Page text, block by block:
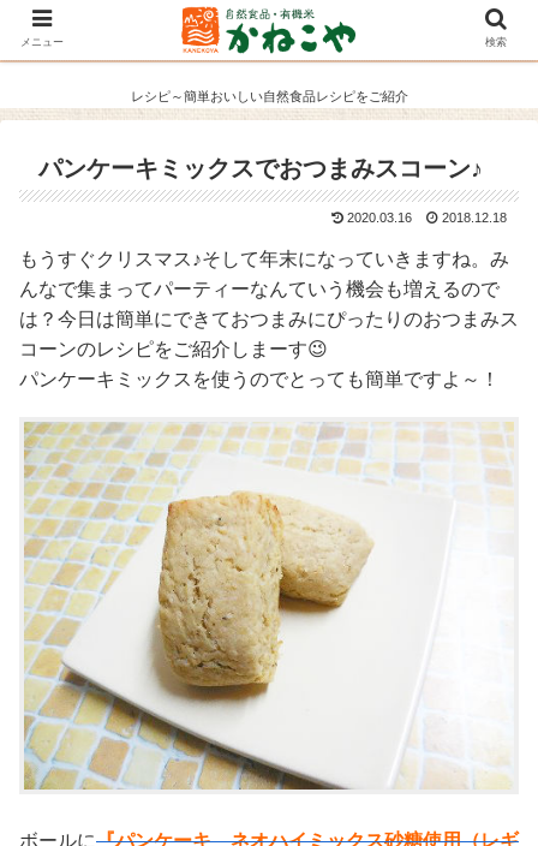
レシピ～簡単おいしい自然食品レシピをご紹介
パンケーキミックスでおつまみスコーン♪
2020.03.16 2018.12.18
もうすぐクリスマス♪そして年末になっていきますね。み
んなで集まってパーティーなんていう機会も増えるので
は？今日は簡単にできておつまみにぴったりのおつまみス
コーンのレシピをご紹介しまーす😉
パンケーキミックスを使うのでとっても簡単ですよ～！
ボールに『パンケーキ ネオハイミックス砂糖使用（レギ
メニュー 検索